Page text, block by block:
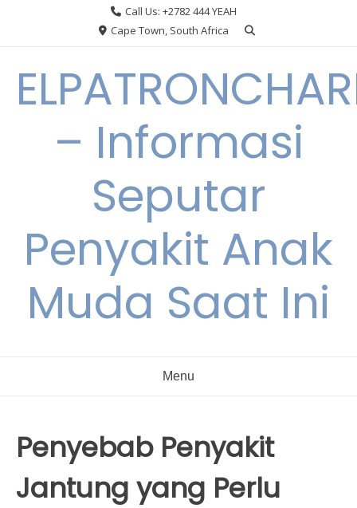
Call Us: +2782 444 YEAH
Cape Town, South Africa
– Informasi
Seputar
Penyakit Anak
Muda Saat Ini
Menu
Penyebab Penyakit
Jantung yang Perlu